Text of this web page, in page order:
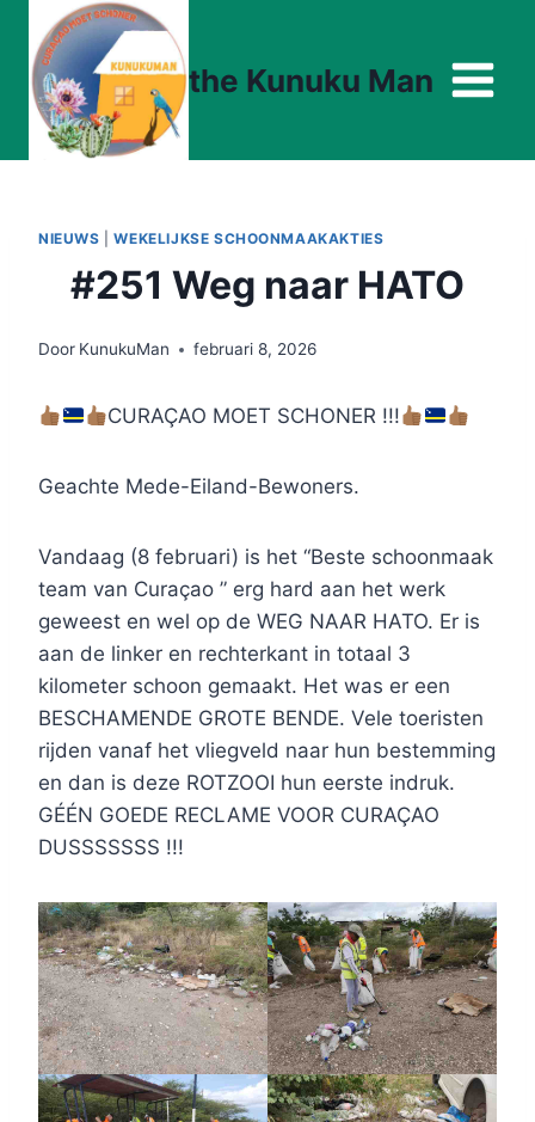
Doorgaan
naar
inhoud
the Kunuku Man
NIEUWS |WEKELIJKSE SCHOONMAAKAKTIES
#251 Weg naar HATO
Door KunukuMan februari 8, 2026
CURAÇAO MOET SCHONER !!!
Geachte Mede-Eiland-Bewoners.
Vandaag (8 februari) is het “Beste schoonmaak
team van Curaçao ” erg hard aan het werk
geweest en wel op de WEG NAAR HATO. Er is
aan de linker en rechterkant in totaal 3
kilometer schoon gemaakt. Het was er een
BESCHAMENDE GROTE BENDE. Vele toeristen
rijden vanaf het vliegveld naar hun bestemming
en dan is deze ROTZOOI hun eerste indruk.
GÉÉN GOEDE RECLAME VOOR CURAÇAO
DUSSSSSSS !!!